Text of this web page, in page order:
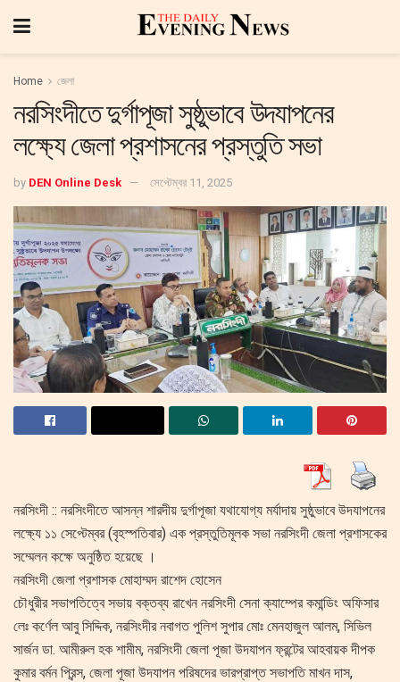
Home জেলা
নরসিংদীতে দুর্গাপূজা সুষ্ঠুভাবে উদযাপনের
লক্ষ্যে জেলা প্রশাসনের প্রস্তুতি সভা
by DEN Online Desk সেপ্টেম্বর 11, 2025
নরসিংদী :: নরসিংদীতে আসন্ন শারদীয় দুর্গাপূজা যথাযোগ্য মর্যাদায় সুষ্ঠুভাবে উদযাপনের
লক্ষ্যে ১১ সেপ্টেম্বর (বৃহস্পতিবার) এক প্রস্তুতিমূলক সভা নরসিংদী জেলা প্রশাসকের
সম্মেলন কক্ষে অনুষ্ঠিত হয়েছে ।
নরসিংদী জেলা প্রশাসক মোহাম্মদ রাশেদ হোসেন
চৌধুরীর সভাপতিত্বে সভায় বক্তব্য রাখেন নরসিংদী সেনা ক্যাম্পের কমান্ডিং অফিসার
লেঃ কর্ণেল আবু সিদ্দিক, নরসিংদীর নবাগত পুলিশ সুপার মোঃ মেনহাজুল আলম, সিভিল
সার্জন ডা. আমীরুল হক শামীম, নরসিংদী জেলা পূজা উদযাপন ফ্রন্টের আহবায়ক দীপক
কুমার বর্মন প্রিন্স, জেলা পূজা উদযাপন পরিষদের ভারপ্রাপ্ত সভাপতি মাখন দাস,